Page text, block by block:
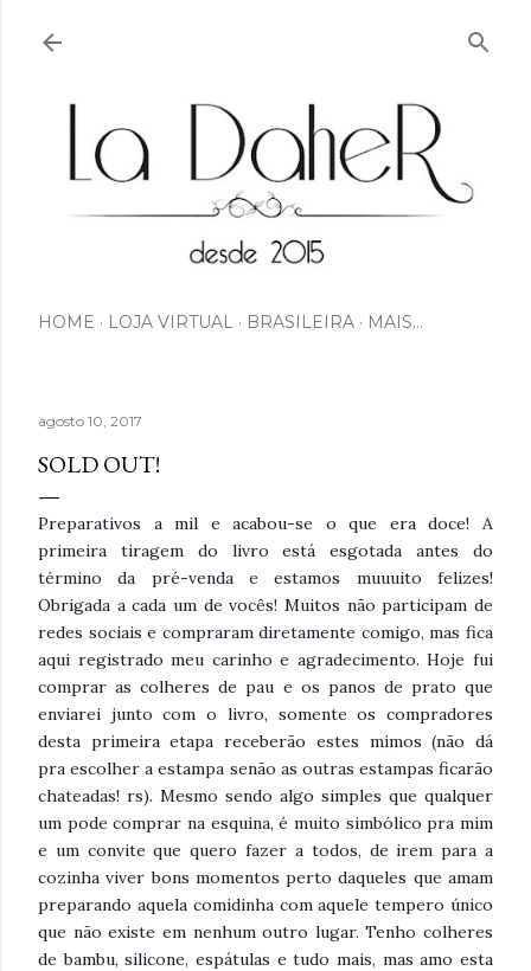
HOME LOJA VIRTUAL BRASILEIRA MAIS…
agosto 10, 2017
SOLD OUT!
Preparativos a mil e acabou-se o que era doce! A
primeira tiragem do livro está esgotada antes do
término da pré-venda e estamos muuuito felizes!
Obrigada a cada um de vocês! Muitos não participam de
redes sociais e compraram diretamente comigo, mas fica
aqui registrado meu carinho e agradecimento. Hoje fui
comprar as colheres de pau e os panos de prato que
enviarei junto com o livro, somente os compradores
desta primeira etapa receberão estes mimos (não dá
pra escolher a estampa senão as outras estampas ficarão
chateadas! rs). Mesmo sendo algo simples que qualquer
um pode comprar na esquina, é muito simbólico pra mim
e um convite que quero fazer a todos, de irem para a
cozinha viver bons momentos perto daqueles que amam
preparando aquela comidinha com aquele tempero único
que não existe em nenhum outro lugar. Tenho colheres
de bambu, silicone, espátulas e tudo mais, mas amo esta